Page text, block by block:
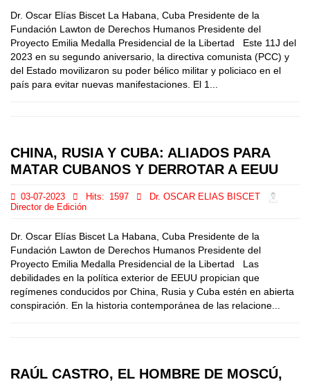
Dr. Oscar Elías Biscet La Habana, Cuba Presidente de la
Fundación Lawton de Derechos Humanos Presidente del
Proyecto Emilia Medalla Presidencial de la Libertad Este 11J del
2023 en su segundo aniversario, la directiva comunista (PCC) y
del Estado movilizaron su poder bélico militar y policiaco en el
país para evitar nuevas manifestaciones. El 1...
CHINA, RUSIA Y CUBA: ALIADOS PARA
MATAR CUBANOS Y DERROTAR A EEUU
03-07-2023 Hits: 1597
Dr. OSCAR ELIAS BISCET
Director de Edición
Dr. Oscar Elías Biscet La Habana, Cuba Presidente de la
Fundación Lawton de Derechos Humanos Presidente del
Proyecto Emilia Medalla Presidencial de la Libertad Las
debilidades en la política exterior de EEUU propician que
regímenes conducidos por China, Rusia y Cuba estén en abierta
conspiración. En la historia contemporánea de las relacione...
RAÚL CASTRO, EL HOMBRE DE MOSCÚ,